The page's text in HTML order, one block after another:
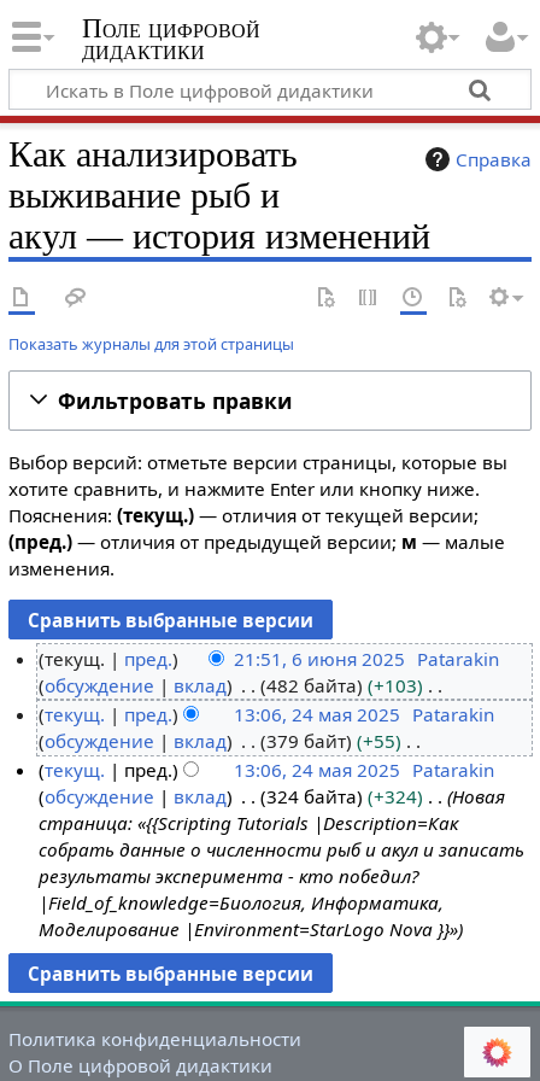
Поле цифровой
дидактики
Справка
Как анализировать
выживание рыб и
акул — история изменений
Показать журналы для этой страницы
Фильтровать правки
Выбор версий: отметьте версии страницы, которые вы
хотите сравнить, и нажмите Enter или кнопку ниже.
Пояснения: (текущ.)— отличия от текущей версии;
(пред.)— отличия от предыдущей версии; м — малые
изменения.
и
н
текущ. пред. 21:51, 6 июня 2025 Patarakin
обсуждение
вклад 482 байта
+103
Н
е
т
о
п
и
с
а
н
и
я
п
а
4
текущ. пред. 13:06, 24 мая 2025 Patarakin
обсуждение
вклад 379 байт
+55
Н
е
т
о
п
и
с
а
н
и
я
п
текущ. пред. 13:06, 24 мая 2025 Patarakin
обсуждение
вклад 324 байта +324
Новая
страница: «{{Scripting Tutorials |Description=Как
собрать данные о численности рыб и акул и записать
результаты эксперимента - кто победил?
|Field_of_knowledge=Биология, Информатика,
Моделирование |Environment=StarLogo Nova }}»
Политика конфиденциальности
О Поле цифровой дидактики